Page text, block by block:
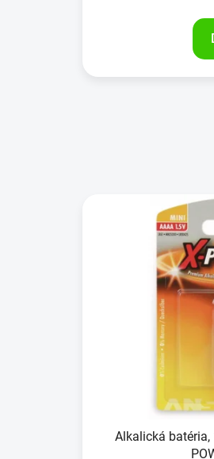
Alkalická batéria,